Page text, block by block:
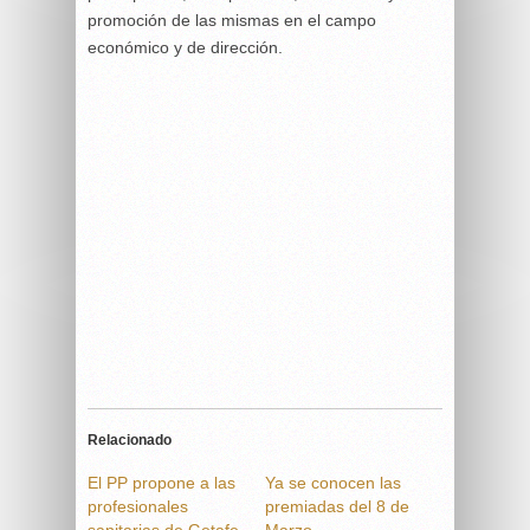
promoción de las mismas en el campo
económico y de dirección.
Relacionado
El PP propone a las
profesionales
Ya se conocen las
premiadas del 8 de